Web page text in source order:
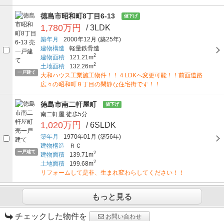
一戸建て
徳島市昭和町8丁目6-13 値下げ
1,780万円 / 3LDK
築年月 2000年12月 (築25年)
建物構造
軽量鉄骨造
建物面積
121.21m2
土地面積 132.26m2
大和ハウス工業施工物件！！４LDKへ変更可能！！前面道路
広々の昭和町８丁目の閑静な住宅街です！！
一戸建て
徳島市南二軒屋町 値下げ
南二軒屋 徒歩5分
1,020万円 / 6SLDK
築年月 1970年01月 (築56年)
建物構造
ＲＣ
建物面積
139.71m2
土地面積 199.68m2
リフォームして是非、生まれ変わらしてください！！
もっと見る
チェックした物件を お問い合わせ